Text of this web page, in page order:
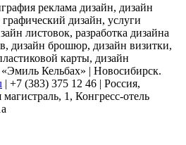
реклама дизайн, дизайн
дизайн, услуги
листовок, разработка дизайна
дизайн брошюр, дизайн визитки,
карты, дизайн
Кельбах» | Новосибирск.
| +7 (383) 375 12 46 | Россия,
1, Конгресс-отель